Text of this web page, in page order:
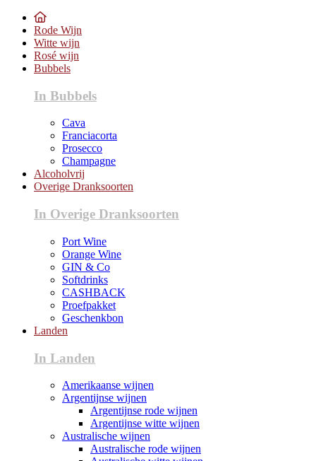
Rode Wijn
Witte wijn
Rosé wijn
Bubbels
In Bubbels
Cava
Franciacorta
Prosecco
Champagne
Alcoholvrij
Overige Dranksoorten
In Overige Dranksoorten
Port Wine
Orange Wine
GIN & Co
Softdrinks
CASHBACK
Proefpakket
Geschenkbon
Landen
In Landen
Amerikaanse wijnen
Argentijnse wijnen
Argentijnse rode wijnen
Argentijnse witte wijnen
Australische wijnen
Australische rode wijnen